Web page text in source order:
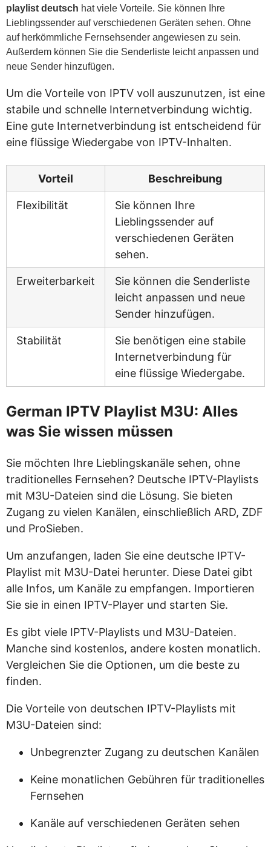
playlist deutsch hat viele Vorteile. Sie können Ihre
Lieblingssender auf verschiedenen Geräten sehen. Ohne
auf herkömmliche Fernsehsender angewiesen zu sein.
Außerdem können Sie die Senderliste leicht anpassen und
neue Sender hinzufügen.
Um die Vorteile von IPTV voll auszunutzen, ist eine
stabile und schnelle Internetverbindung wichtig.
Eine gute Internetverbindung ist entscheidend für
eine flüssige Wiedergabe von IPTV-Inhalten.
Vorteil Beschreibung
Flexibilität
Sie können Ihre
Lieblingssender auf
verschiedenen Geräten
sehen.
Erweiterbarkeit
Sie können die Senderliste
leicht anpassen und neue
Sender hinzufügen.
Stabilität
Sie benötigen eine stabile
Internetverbindung für
eine flüssige Wiedergabe.
German IPTV Playlist M3U: Alles
was Sie wissen müssen
Sie möchten Ihre Lieblingskanäle sehen, ohne
traditionelles Fernsehen? Deutsche IPTV-Playlists
mit M3U-Dateien sind die Lösung. Sie bieten
Zugang zu vielen Kanälen, einschließlich ARD, ZDF
und ProSieben.
Um anzufangen, laden Sie eine deutsche IPTV-
Playlist mit M3U-Datei herunter. Diese Datei gibt
alle Infos, um Kanäle zu empfangen. Importieren
Sie sie in einen IPTV-Player und starten Sie.
Es gibt viele IPTV-Playlists und M3U-Dateien.
Manche sind kostenlos, andere kosten monatlich.
Vergleichen Sie die Optionen, um die beste zu
finden.
Die Vorteile von deutschen IPTV-Playlists mit
M3U-Dateien sind:
Unbegrenzter Zugang zu deutschen Kanälen
Keine monatlichen Gebühren für traditionelles
Fernsehen
Kanäle auf verschiedenen Geräten sehen